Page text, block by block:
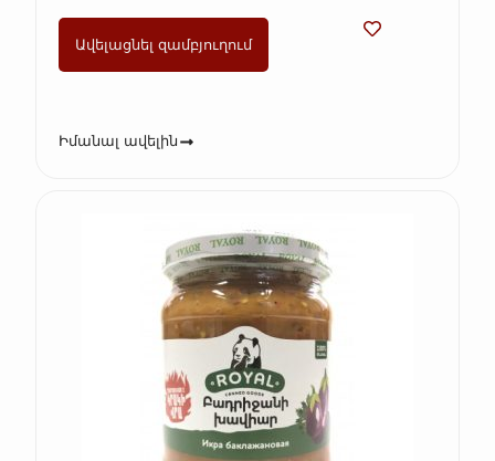
Ավելացնել զամբյուղում
Իմանալ ավելին